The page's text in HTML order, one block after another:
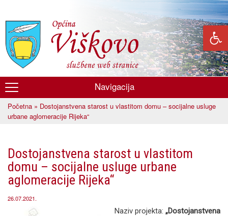
glavni
sadržaj
Općina
Viškovo
Navigacija
Vi ste ovdje
Početna » Dostojanstvena starost u vlastitom domu – socijalne usluge
urbane aglomeracije Rijeka“
Dostojanstvena starost u vlastitom
domu – socijalne usluge urbane
aglomeracije Rijeka“
26.07.2021.
Naziv projekta: „Dostojanstvena